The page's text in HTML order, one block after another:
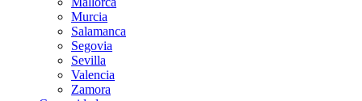
Murcia
Salamanca
Segovia
Sevilla
Valencia
Zamora